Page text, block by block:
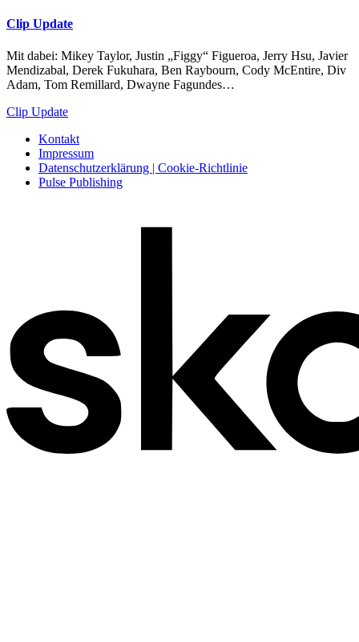
Clip Update
Mit dabei: Mikey Taylor, Justin „Figgy“ Figueroa, Jerry Hsu, Javier
Mendizabal, Derek Fukuhara, Ben Raybourn, Cody McEntire, Div
Adam, Tom Remillard, Dwayne Fagundes…
Clip Update
Kontakt
Impressum
Datenschutzerklärung | Cookie-Richtlinie
Pulse Publishing